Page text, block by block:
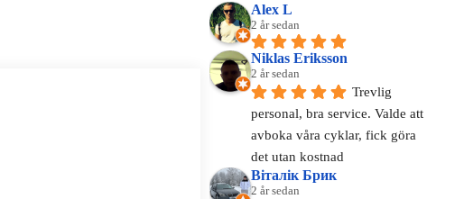
Alex L
2 år sedan
Niklas Eriksson
2 år sedan
Trevlig
personal, bra service. Valde att
avboka våra cyklar, fick göra
det utan kostnad
Віталік Брик
2 år sedan